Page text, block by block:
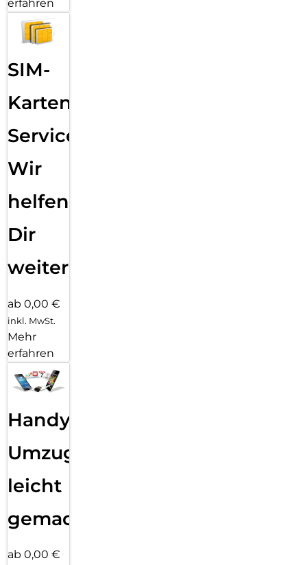
erfahren
SIM-
Karten
Service:
Wir
helfen
Dir
weiter
ab 0,00 €
inkl. MwSt.
Mehr
erfahren
Handy
Umzug
leicht
gemacht!
ab 0,00 €